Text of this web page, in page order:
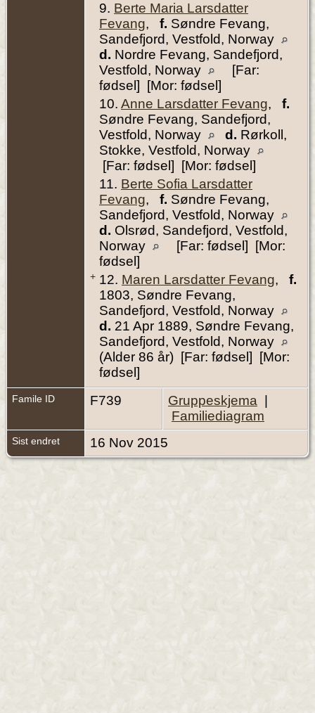
9. Berte Maria Larsdatter
Fevang, f. Søndre Fevang,
Sandefjord, Vestfold, Norway
d. Nordre Fevang, Sandefjord,
Vestfold, Norway
[Far:
fødsel] [Mor: fødsel]
10. Anne Larsdatter Fevang, f.
Søndre Fevang, Sandefjord,
Vestfold, Norway
d. Rørkoll,
Stokke, Vestfold, Norway
[Far: fødsel] [Mor: fødsel]
11. Berte Sofia Larsdatter
Fevang, f. Søndre Fevang,
Sandefjord, Vestfold, Norway
d. Olsrød, Sandefjord, Vestfold,
Norway
[Far: fødsel] [Mor:
fødsel]
+ 12. Maren Larsdatter Fevang, f.
1803, Søndre Fevang,
Sandefjord, Vestfold, Norway
d. 21 Apr 1889, Søndre Fevang,
Sandefjord, Vestfold, Norway
(Alder 86 år) [Far: fødsel] [Mor:
fødsel]
Famile ID F739 Gruppeskjema
Familiediagram
Sist endret 16 Nov 2015